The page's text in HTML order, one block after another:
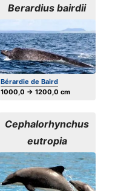
Berardius bairdii
Bérardie de Baird
1000,0 → 1200,0 cm
Cephalorhynchus
eutropia